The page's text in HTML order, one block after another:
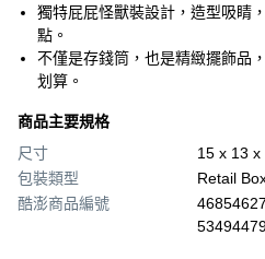
獨特屁屁怪獸裝設計，造型吸睛
點。
不僅是存錢筒，也是精緻擺飾品
划算。
商品主要規格
尺寸
15 x 13 x
包裝類型
Retail
酷澎商品編號